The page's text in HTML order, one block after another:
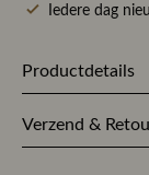
Iedere dag
Productdetails
Verzend &